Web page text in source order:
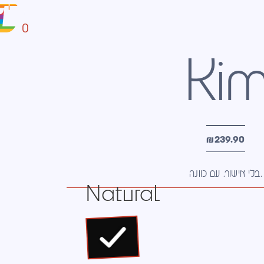
0
₪239.90
בלי אישור. עם כוונה.
Natural